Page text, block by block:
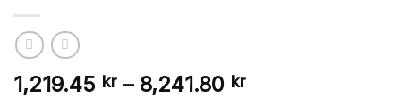
1,219.45 kr – 8,241.80 krPrice